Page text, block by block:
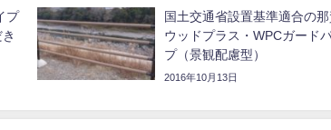
プ
国土交通省設置基準適合の那
ウッドプラス・WPCガード
プ（景観配慮型）
2016年10月13日